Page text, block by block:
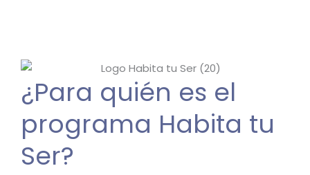
¿Para quién es el
programa Habita tu
Ser?